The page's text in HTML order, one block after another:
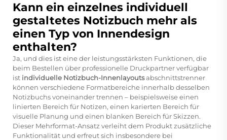
Kann ein einzelnes individuell
gestaltetes Notizbuch mehr als
einen Typ von Innendesign
enthalten?
Ja, und dies ist eine der leistungsstärksten Funktionen, die
beim Bestellen über professionelle Druckpartner verfügbar
ist individuelle Notizbuch-Innenlayoutsabschnittstrenner
können verschiedene Formatbereiche innerhalb desselben
Notizbuchs voneinander trennen – beispielsweise einen
linierten Bereich für Notizen, einen karierten Bereich für
visuelle Planung und einen blanken Bereich für Skizzen.
Dieser Mehrformat-Ansatz verleiht dem Produkt zusätzliche
Funktionalität und erfreut sich insbesondere bei